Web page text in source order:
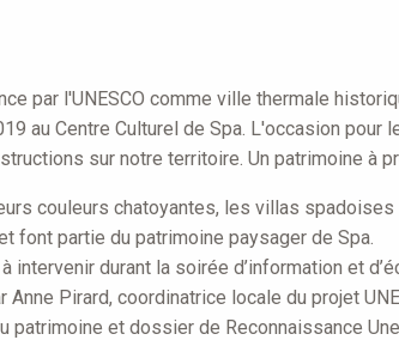
par l'UNESCO comme ville thermale
au Centre Culturel de Spa. L'occasion pour
sur notre territoire. Un patrimoine à
couleurs chatoyantes, les villas
font partie du patrimoine paysager de Spa.
intervenir durant la soirée d’information et
Pirard, coordinatrice locale du projet
patrimoine et dossier de Reconnaissance